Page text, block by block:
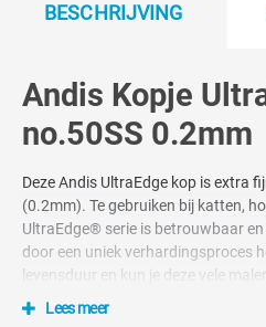
BESCHRIJVING
Andis Kopje
no.50SS 0.2mm
Deze Andis UltraEdge kop is extra
(0.2mm). Te gebruiken bij katten,
UltraEdge® serie is betrouwbaar
door een uniek verhardingsproces
levensduur en kun je deze vele
Lees meer